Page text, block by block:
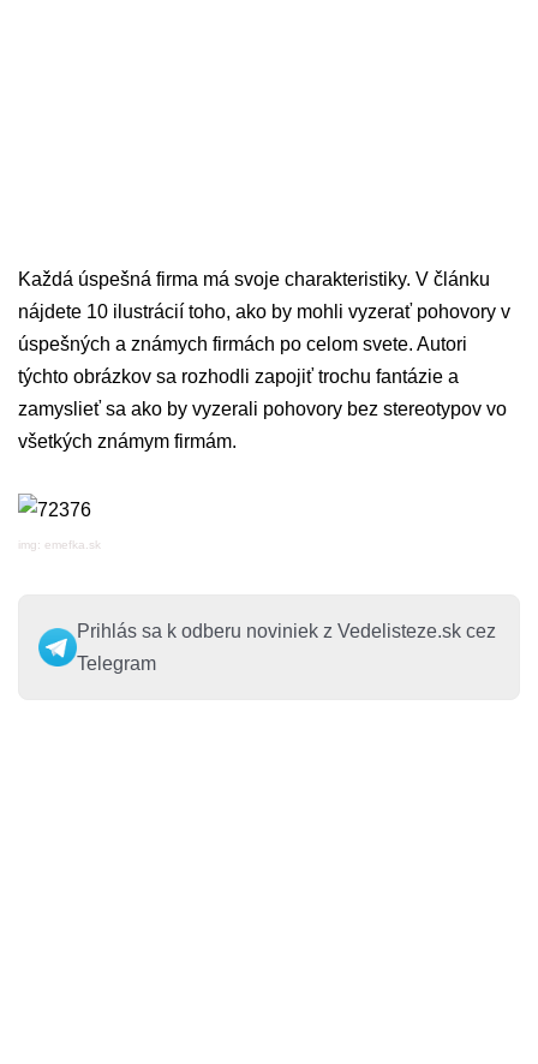
Každá úspešná firma má svoje charakteristiky. V článku
nájdete 10 ilustrácií toho, ako by mohli vyzerať pohovory v
úspešných a známych firmách po celom svete. Autori
týchto obrázkov sa rozhodli zapojiť trochu fantázie a
zamyslieť sa ako by vyzerali pohovory bez stereotypov vo
všetkých známym firmám.
img: emefka.sk
Prihlás sa k odberu noviniek z Vedelisteze.sk cez
Telegram